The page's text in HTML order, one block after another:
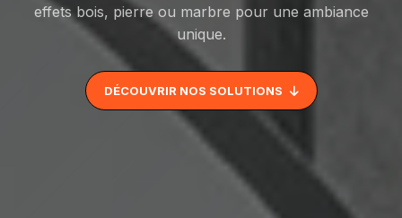
effets bois, pierre ou marbre pour une ambiance
unique.
DÉCOUVRIR NOS SOLUTIONS